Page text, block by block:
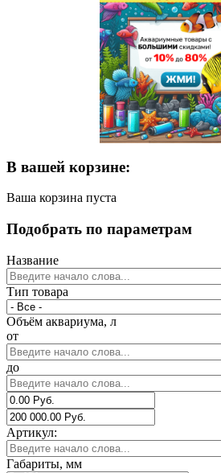
В вашей корзине:
Ваша корзина пуста
Подобрать по параметрам
Название
Тип товара
Объём аквариума, л
от
до
Артикул:
Габариты, мм